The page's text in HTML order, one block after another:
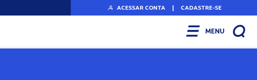
ACESSAR CONTA | CADASTRE-SE
MENU